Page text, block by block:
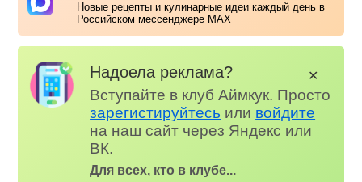
Новые рецепты и кулинарные идеи каждый день в
Российском мессенджере MAX
Надоела реклама?
Вступайте в клуб Аймкук. Просто
зарегистируйтесь или войдите
на наш сайт через Яндекс или
ВК.
Для всех, кто в клубе...
✕